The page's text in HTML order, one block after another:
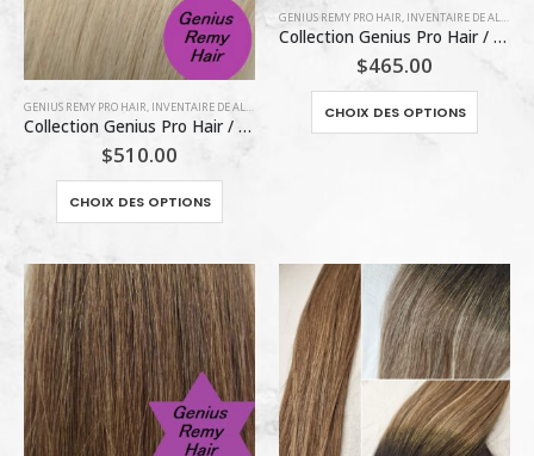
choisies
sur
la
du
sur
page
GENIUS REMY PRO HAIR, INVENTAIRE DE ALEX LACHANCE
Collection Genius Pro Hair / #1001 (Blond platine) – (M)
$510.00
CHOIX DES OPTIONS
produit
plusieurs
variations.
Les
options
peuvent
être
choisies
GENIUS REMY PRO HAIR, INVENTAIRE DE ALEX LACHANCE
Collection Genius Pro Hair / #1B (M)
$465.00
CHOIX DES OPTIONS
produit
options
être
sur
la
page
du